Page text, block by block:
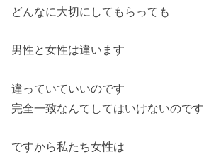
どんなに大切にしてもらっても
男性と女性は違います
違っていていいのです
完全一致なんてしてはいけないのです
ですから私たち女性は